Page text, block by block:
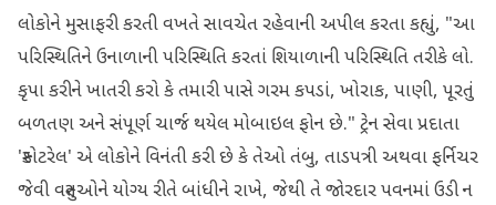
લોકોને મુસાફરી કરતી વખતે સાવચેત રહેવાની અપીલ કરતા કહ્યું, "આ
પરિસ્થિતિને ઉનાળાની પરિસ્થિતિ કરતાં શિયાળાની પરિસ્થિતિ તરીકે લો.
કૃપા કરીને ખાતરી કરો કે તમારી પાસે ગરમ કપડાં, ખોરાક, પાણી, પૂરતું
બળતણ અને સંપૂર્ણ ચાર્જ થયેલ મોબાઇલ ફોન છે." ટ્રેન સેવા પ્રદાતા
'સ્કોટરેલ' એ લોકોને વિનંતી કરી છે કે તેઓ તંબુ, તાડપત્રી અથવા ફર્નિચર
જેવી વસ્તુઓને યોગ્ય રીતે બાંધીને રાખે, જેથી તે જોરદાર પવનમાં ઉડી ન